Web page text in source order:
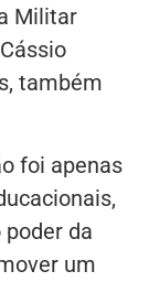
Militar
também
foi apenas
da
um